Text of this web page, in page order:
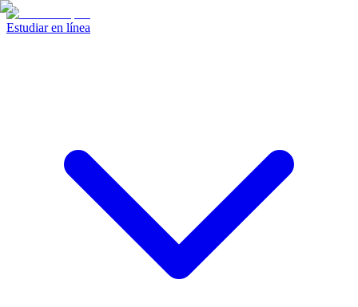
Estudiar en línea